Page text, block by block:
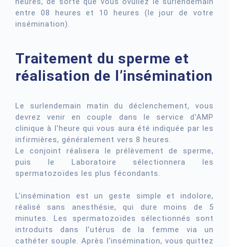
entre 08 heures et 10 heures (le jour de votre
insémination).
Traitement du sperme et
réalisation de l’insémination
Le surlendemain matin du déclenchement, vous
devrez venir en couple dans le service d'AMP
clinique à l'heure qui vous aura été indiquée par les
infirmières, généralement vers 8 heures.
Le conjoint réalisera le prélèvement de sperme,
puis le Laboratoire sélectionnera les
spermatozoïdes les plus fécondants.
L'insémination est un geste simple et indolore,
réalisé sans anesthésie, qui dure moins de 5
minutes. Les spermatozoïdes sélectionnés sont
introduits dans l’utérus de la femme via un
cathéter souple. Après l'insémination, vous quittez